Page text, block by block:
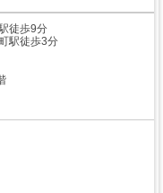
徒歩9分
駅徒歩3分